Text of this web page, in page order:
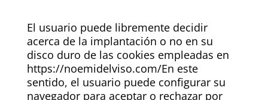
El usuario puede libremente decidir
acerca de la implantación o no en su
disco duro de las cookies empleadas en
https://noemidelviso.com/En este
sentido, el usuario puede configurar su
navegador para aceptar o rechazar por